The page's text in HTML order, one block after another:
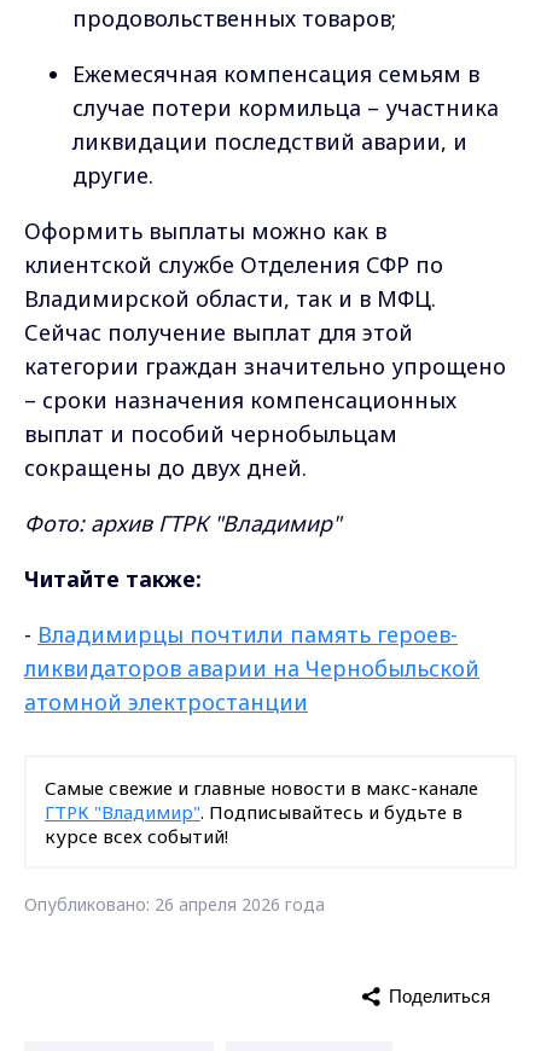
продовольственных товаров;
Ежемесячная компенсация семьям в
случае потери кормильца – участника
ликвидации последствий аварии, и
другие.
Оформить выплаты можно как в
клиентской службе Отделения СФР по
Владимирской области, так и в МФЦ.
Сейчас получение выплат для этой
категории граждан значительно упрощено
– сроки назначения компенсационных
выплат и пособий чернобыльцам
сокращены до двух дней.
Фото: архив ГТРК "Владимир"
Читайте также:
- Владимирцы почтили память героев-
ликвидаторов аварии на Чернобыльской
атомной электростанции
Самые свежие и главные новости в макс-канале
ГТРК "Владимир". Подписывайтесь и будьте в
курсе всех событий!
Опубликовано: 26 апреля 2026 года
Поделиться